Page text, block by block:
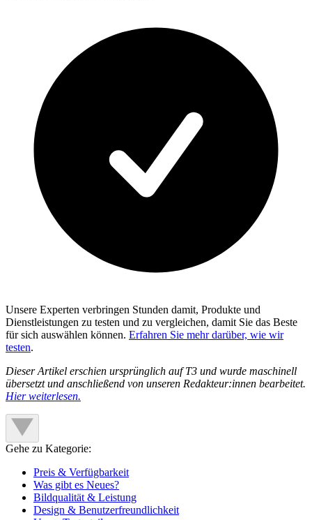
Unsere Experten verbringen Stunden damit, Produkte und
Dienstleistungen zu testen und zu vergleichen, damit Sie das Beste
für sich auswählen können. Erfahren Sie mehr darüber, wie wir
testen.
Dieser Artikel erschien ursprünglich auf T3 und wurde maschinell
übersetzt und anschließend von unseren Redakteur:innen bearbeitet.
Hier weiterlesen.
Gehe zu Kategorie:
Preis & Verfügbarkeit
Was gibt es Neues?
Bildqualität & Leistung
Design & Benutzerfreundlichkeit